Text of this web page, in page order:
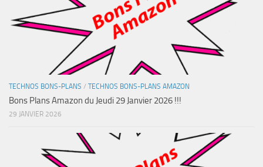
TECHNOS BONS-PLANS / TECHNOS BONS-PLANS AMAZON
Bons Plans Amazon du Jeudi 29 Janvier 2026 !!!
29 JANVIER 2026